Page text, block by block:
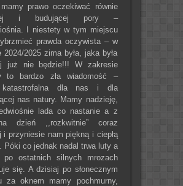
prawo oczekiwać równie
i budującej pory –
I niestety w tym miejscu
prawda oczywista – w
2024/2025 zima była, jaka była
już nie będzie!!! W zakresie
to bardzo zła wiadomość –
katastrofalna dla nas i dla
nas natury. Mamy nadzieję,
lada co nastanie a z
dzień ,,rozkwitnie” coraz
i przyniesie nam piękną i ciepłą
Póki co jednak nadal trwa luty a
po ostatnich silnych mrozach
się. A dzisiaj po słonecznym
za oknem mamy pochmurny,